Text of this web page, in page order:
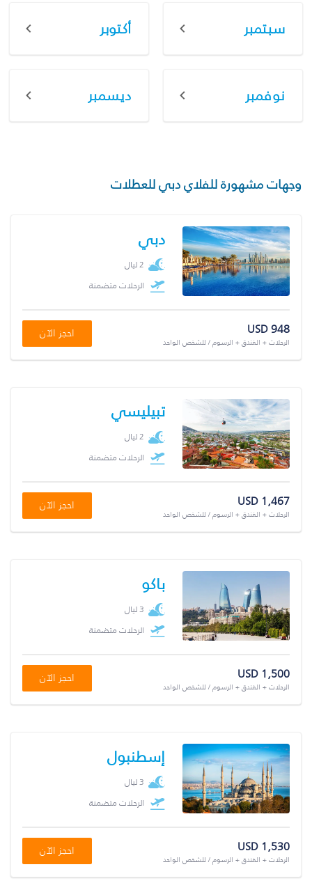
سبتمبر أكتوبر
نوفمبر ديسمبر
وجهات مشهورة للفلاي دبي للعطلات
دبي
2 ليال
الرحلات متضمنة
USD 948
الرحلات + الفندق + الرسوم / للشخص الواحد
احجز الآن
تبيليسي
2 ليال
الرحلات متضمنة
USD 1,467
الرحلات + الفندق + الرسوم / للشخص الواحد
احجز الآن
باكو
3 ليال
الرحلات متضمنة
USD 1,500
الرحلات + الفندق + الرسوم / للشخص الواحد
احجز الآن
إسطنبول
3 ليال
الرحلات متضمنة
USD 1,530
الرحلات + الفندق + الرسوم / للشخص الواحد
احجز الآن